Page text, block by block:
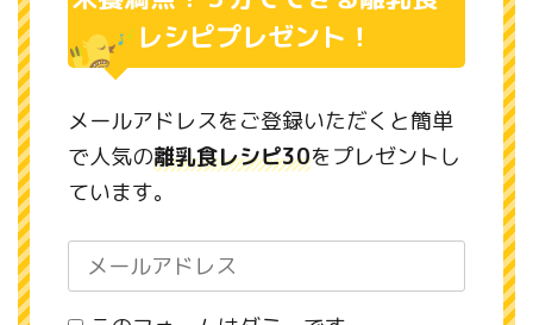
レシピプレゼント！
メールアドレスをご登録いただくと簡単
で人気の離乳食レシピ30をプレゼントし
ています。